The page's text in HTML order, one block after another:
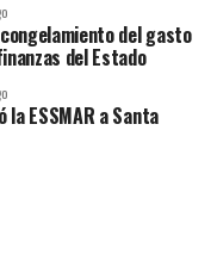
del gasto
del Estado
la ESSMAR a Santa